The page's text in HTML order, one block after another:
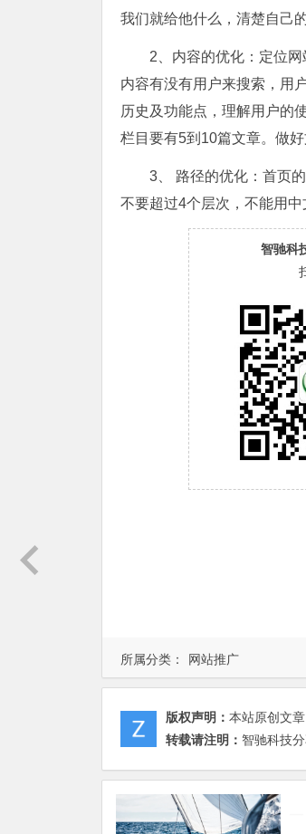
所属分类： 网站推广
我们就给他什么，清楚自己
2、内容的优化：定位
内容有没有用户来搜索，用
历史及功能点，理解用户的
栏目要有5到10篇文章。做
3、 路径的优化：首页
不要超过4个层次，不能用中
智驰科
版权声明： 本站原创文
转载请注明： 智驰科技